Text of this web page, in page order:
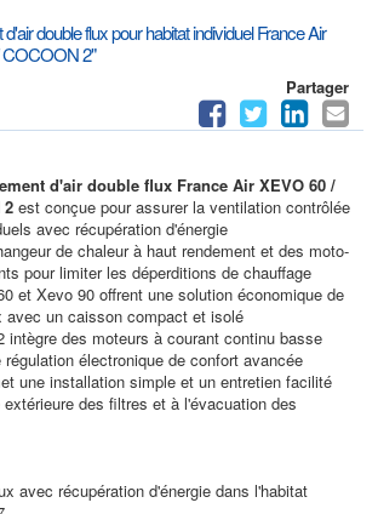
double flux pour habitat individuel France Air
COCOON 2"
Partager
d'air double flux France Air XEVO 60 /
2 est conçue pour assurer la ventilation contrôlée
avec récupération d'énergie
de chaleur à haut rendement et des moto-
pour limiter les déperditions de chauffage
et Xevo 90 offrent une solution économique de
avec un caisson compact et isolé
intègre des moteurs à courant continu basse
électronique de confort avancée
une installation simple et un entretien facilité
des filtres et à l'évacuation des
avec récupération d'énergie dans l'habitat